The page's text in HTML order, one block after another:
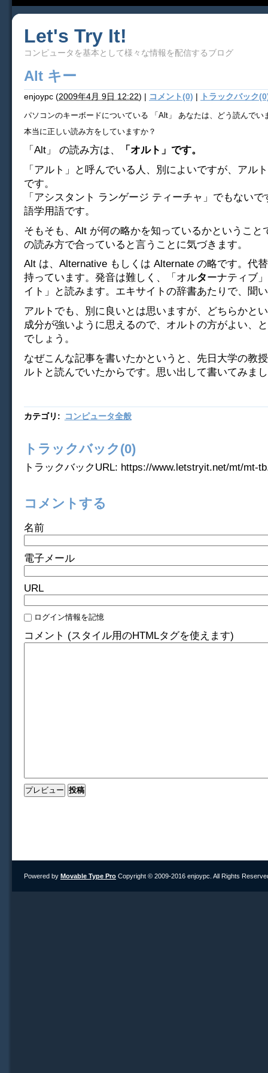
Let's Try It!
コンピュータを基本として様々な情報を配信するブログ
Alt キー
enjoypc (2009年4月 9日 12:22) | コメント(0) | トラックバック
パソコンのキーボードについている 「Alt」 あなたは、どう読んでい
本当に正しい読み方をしていますか？
「Alt」 の読み方は、
「オルト」です。
「アルト」と呼んでいる人、別によいですが、アル
です。
「アシスタント ランゲージ ティーチャ」でもない
語学用語です。
そもそも、Alt が何の略かを知っているかということ
の読み方で合っていると言うことに気づきます。
Alt は、Alternative もしくは Alternate の略です。代
持っています。発音は難しく、「オルターナティブ
イト」と読みます。エキサイトの辞書あたりで、聞
アルトでも、別に良いとは思いますが、どちらかと
成分が強いように思えるので、オルトの方がよい、
でしょう。
なぜこんな記事を書いたかというと、先日大学の教
ルトと読んでいたからです。思い出して書いてみま
カテゴリ : コンピュータ全般
トラックバック(0)
トラックバックURL: https://www.letstryit.net/mt/mt-
コメントする
名前
電子メール
URL
ログイン情報を記憶
コメント (スタイル用のHTMLタグを使えます)
Powered by Movable Type Pro Copyright © 2009-2016 enjoypc. All Rights